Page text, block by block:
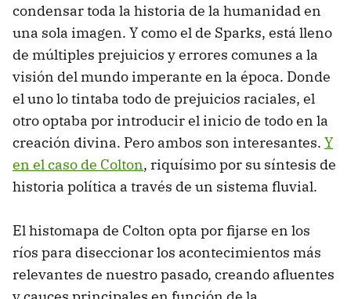
condensar toda la historia de la humanidad en
una sola imagen. Y como el de Sparks, está lleno
de múltiples prejuicios y errores comunes a la
visión del mundo imperante en la época. Donde
el uno lo tintaba todo de prejuicios raciales, el
otro optaba por introducir el inicio de todo en la
creación divina. Pero ambos son interesantes. Y
en el caso de Colton, riquísimo por su síntesis de
historia política a través de un sistema fluvial.
El histomapa de Colton opta por fijarse en los
ríos para diseccionar los acontecimientos más
relevantes de nuestro pasado, creando afluentes